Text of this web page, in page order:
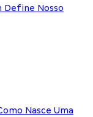
Define Nosso
Nasce Uma